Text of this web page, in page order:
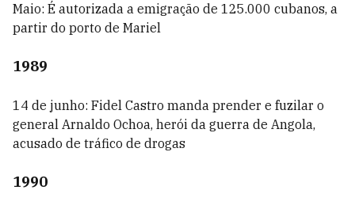
Maio: É autorizada a emigração de 125.000 cubanos, a
partir do porto de Mariel
1989
14 de junho: Fidel Castro manda prender e fuzilar o
general Arnaldo Ochoa, herói da guerra de Angola,
acusado de tráfico de drogas
1990